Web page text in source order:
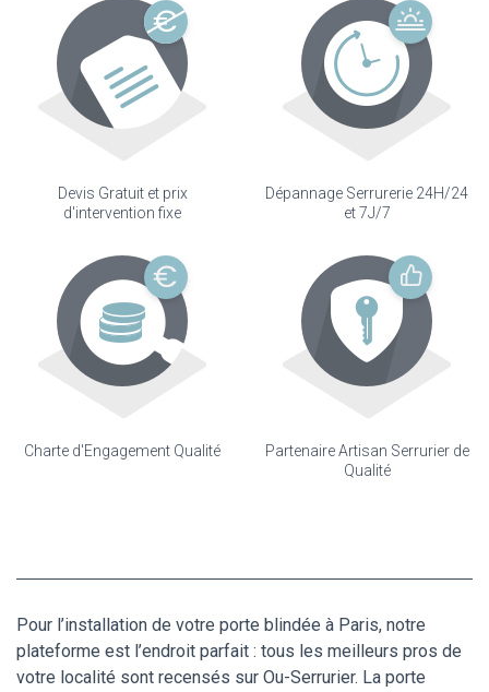
Devis Gratuit et prix
d'intervention fixe
Dépannage Serrurerie 24H/24
et 7J/7
Charte d'Engagement Qualité
Partenaire Artisan Serrurier de
Qualité
Pour l’installation de votre porte blindée à Paris, notre
plateforme est l’endroit parfait : tous les meilleurs pros de
votre localité sont recensés sur Ou-Serrurier. La porte